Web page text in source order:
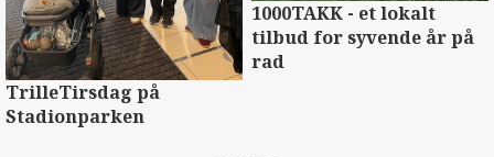
TrilleTirsdag på
Stadionparken
1000TAKK - et lokalt
tilbud for syvende år på
rad